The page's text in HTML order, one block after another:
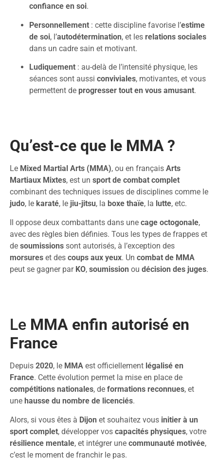
confiance en soi.
Personnellement : cette discipline favorise l’estime
de soi, l’autodétermination, et les relations sociales
dans un cadre sain et motivant.
Ludiquement : au-delà de l’intensité physique, les
séances sont aussi conviviales, motivantes, et vous
permettent de progresser tout en vous amusant.
Qu’est-ce que le MMA ?
Le Mixed Martial Arts (MMA), ou en français Arts
Martiaux Mixtes, est un sport de combat complet
combinant des techniques issues de disciplines comme le
judo, le karaté, le jiu-jitsu, la boxe thaïe, la lutte, etc.
Il oppose deux combattants dans une cage octogonale,
avec des règles bien définies. Tous les types de frappes et
de soumissions sont autorisés, à l’exception des
morsures et des coups aux yeux. Un combat de MMA
peut se gagner par KO, soumission ou décision des juges.
Le MMA enfin autorisé en
France
Depuis 2020, le MMA est officiellement légalisé en
France. Cette évolution permet la mise en place de
compétitions nationales, de formations reconnues, et
une hausse du nombre de licenciés.
Alors, si vous êtes à Dijon et souhaitez vous initier à un
sport complet, développer vos capacités physiques, votre
résilience mentale, et intégrer une communauté motivée,
c’est le moment de franchir le pas.